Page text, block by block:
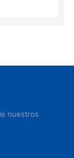
nuestros